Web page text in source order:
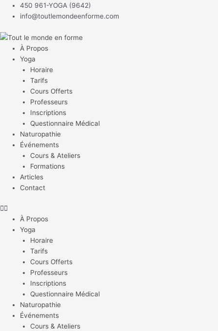
Aller
450 961-YOGA (9642)
info@toutlemondeenforme.com
À Propos
Yoga
Horaire
Tarifs
Cours Offerts
Professeurs
Inscriptions
Questionnaire Médical
Naturopathie
Événements
Cours & Ateliers
Formations
Articles
Contact
À Propos
Yoga
Horaire
Tarifs
Cours Offerts
Professeurs
Inscriptions
Questionnaire Médical
Naturopathie
Événements
Cours & Ateliers